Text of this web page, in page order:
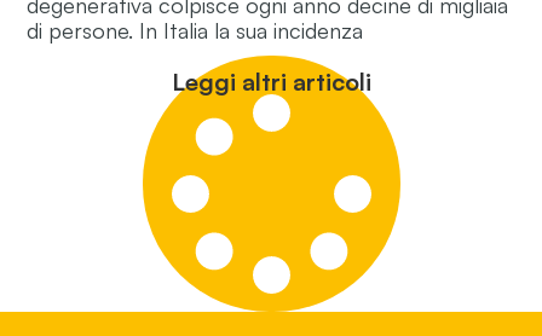
di persone. In Italia la sua incidenza
Leggi altri articoli